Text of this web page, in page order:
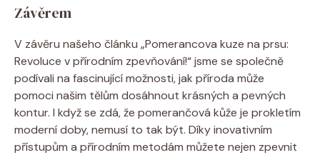
Závěrem
V závěru našeho článku „Pomerancova kuze na prsu:
Revoluce v přírodním zpevňování!“ jsme se společně
podívali na fascinující možnosti, jak příroda může
pomoci našim tělům dosáhnout krásných a pevných
kontur. I když se zdá, že pomerančová kůže je prokletím
moderní doby, nemusí to tak být. Díky inovativním
přístupům a přírodním metodám můžete nejen zpevnit